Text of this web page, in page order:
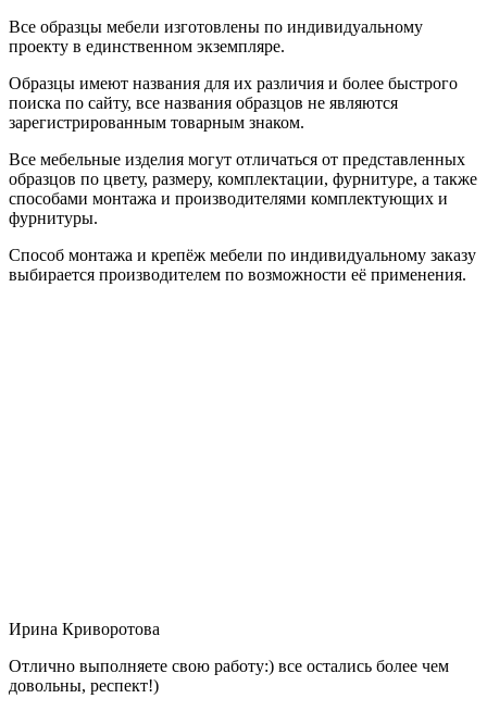
Все образцы мебели изготовлены по индивидуальному
проекту в единственном экземпляре.
Образцы имеют названия для их различия и более быстрого
поиска по сайту, все названия образцов не являются
зарегистрированным товарным знаком.
Все мебельные изделия могут отличаться от представленных
образцов по цвету, размеру, комплектации, фурнитуре, а также
способами монтажа и производителями комплектующих и
фурнитуры.
Способ монтажа и крепёж мебели по индивидуальному заказу
выбирается производителем по возможности её применения.
Ирина Криворотова
Отлично выполняете свою работу:) все остались более чем
довольны, респект!)